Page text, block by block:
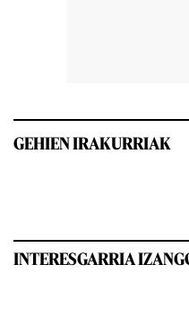
GEHIEN IRAKURRIAK
INTERESGARRIA